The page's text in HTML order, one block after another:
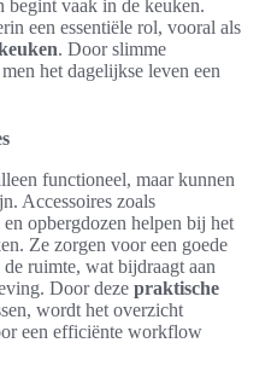
begint vaak in de keuken.
een essentiële rol, vooral als
. Door slimme
het dagelijkse leven een
functioneel, maar kunnen
Accessoires zoals
opbergdozen helpen bij het
Ze zorgen voor een goede
ruimte, wat bijdraagt aan
Door deze praktische
wordt het overzicht
een efficiënte workflow